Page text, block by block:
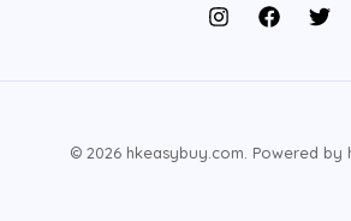
© 2026 hkeasybuy.com. Powered by